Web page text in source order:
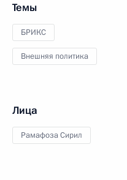
Темы
БРИКС
Внешняя политика
Лица
Рамафоза Сирил